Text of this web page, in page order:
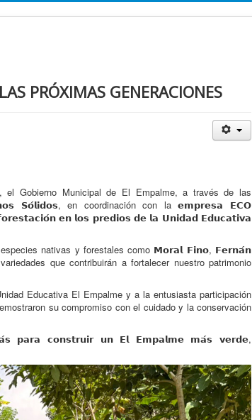
PRÓXIMAS GENERACIONES
Gobierno Municipal de El Empalme, a través de las
𝗦𝗼́𝗹𝗶𝗱𝗼𝘀, en coordinación con la 𝗲𝗺𝗽𝗿𝗲𝘀𝗮 𝗘𝗖𝗢
𝗲𝗻 𝗹𝗼𝘀 𝗽𝗿𝗲𝗱𝗶𝗼𝘀 𝗱𝗲 𝗹𝗮 𝗨𝗻𝗶𝗱𝗮𝗱 𝗘𝗱𝘂𝗰𝗮𝘁𝗶𝘃𝗮
nativas y forestales como 𝗠𝗼𝗿𝗮𝗹 𝗙𝗶𝗻𝗼, 𝗙𝗲𝗿𝗻𝗮́𝗻
que contribuirán a fortalecer nuestro patrimonio
Educativa El Empalme y a la entusiasta participación
su compromiso con el cuidado y la conservación
𝗽𝗮𝗿𝗮 𝗰𝗼𝗻𝘀𝘁𝗿𝘂𝗶𝗿 𝘂𝗻 𝗘𝗹 𝗘𝗺𝗽𝗮𝗹𝗺𝗲 𝗺𝗮́𝘀 𝘃𝗲𝗿𝗱𝗲,